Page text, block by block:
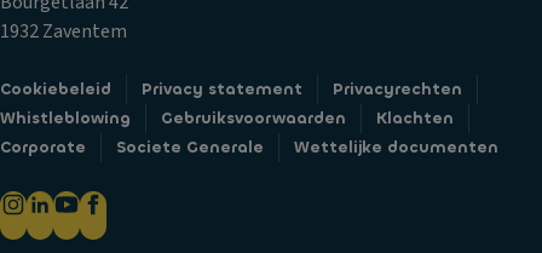
t
o
r
di
jn
ai
rb
a
n
e
n
a
k
ie
o
n
tr
e
T
1932 Zaventem
Cookiebeleid Privacy statement
Privacyrechten
Whistleblowing
Gebruiksvoorwaarden
Klachten
Corporate
Societe Generale Wettelijke documenten